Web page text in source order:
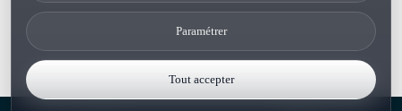
Paramétrer
Tout accepter